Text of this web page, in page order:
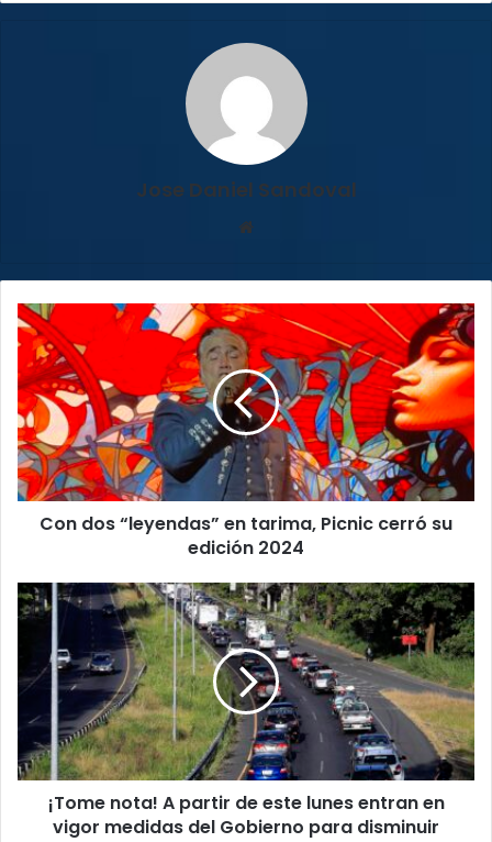
Jose Daniel Sandoval
Con
dos
“leyendas”
en
tarima,
Picnic
cerró
su
edición
2024Con dos “leyendas” en tarima, Picnic cerró su
edición 2024
¡Tome
nota!
partir
de
lunes
entran
en
vigor
medidas
¡Tome nota! A partir de este lunes entran en
vigor medidas del Gobierno para disminuir